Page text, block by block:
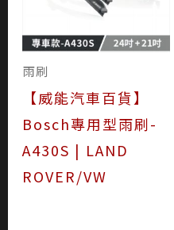
雨刷
【威能汽車百貨】
Bosch專用型雨刷-
A430S | LAND
ROVER/VW